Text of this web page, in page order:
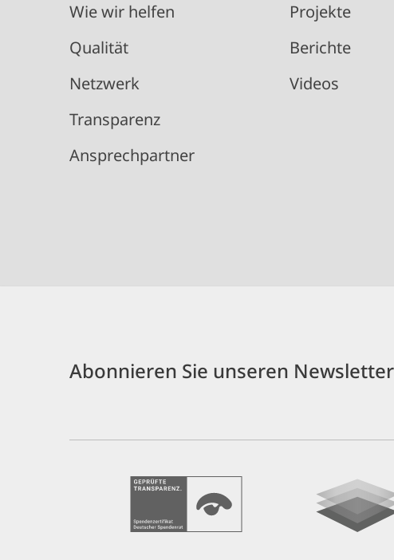
Wie wir helfen
Qualität
Netzwerk
Transparenz
Ansprechpartner
Projekte
Berichte
Videos
Abonnieren Sie unseren